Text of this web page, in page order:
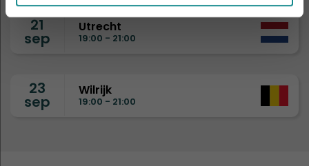
21
sep
Utrecht
19:00 - 21:00
23
sep
Wilrijk
19:00 - 21:00